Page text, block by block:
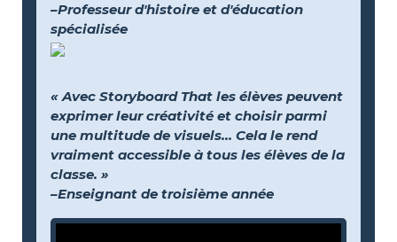
–Professeur d'histoire et d'éducation
spécialisée
« Avec Storyboard That les élèves peuvent
exprimer leur créativité et choisir parmi
une multitude de visuels… Cela le rend
vraiment accessible à tous les élèves de la
classe. »
–Enseignant de troisième année